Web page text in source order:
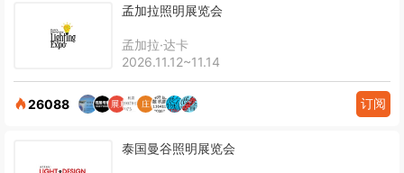
孟加拉照明展览会
孟加拉·达卡
2026.11.12~11.14
26088 订阅
泰国曼谷照明展览会